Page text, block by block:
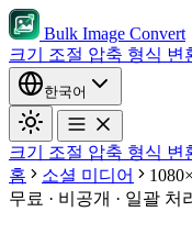
Bulk Image Convert
크기 조절 압축 형식 변
한국어
크기 조절 압축 형식 변
홈
소셜 미디어
무료 · 비공개 · 일괄 처